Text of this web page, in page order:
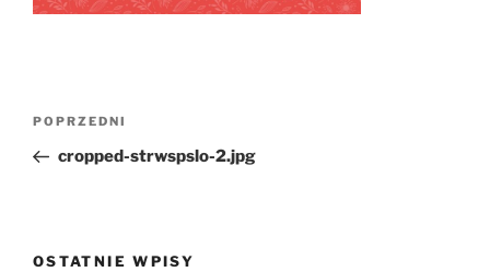
Nawigacja
Poprzedni
wpis
POPRZEDNI
cropped-strwspslo-2.jpg
OSTATNIE WPISY